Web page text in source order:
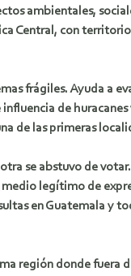
ambientales,
Central, con
frágiles. Ayuda a
de huracanes
de las primeras
se abstuvo de
legítimo de
en Guatemala y
región donde fuera